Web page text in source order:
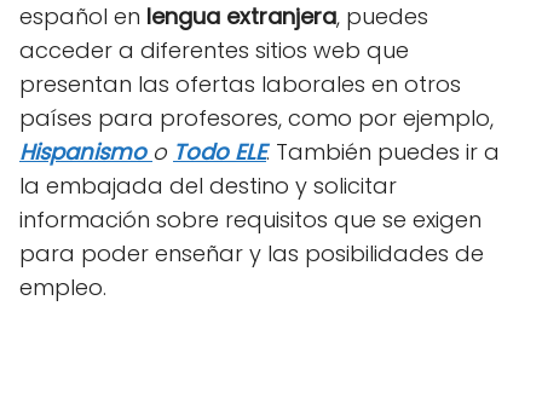
español en lengua extranjera, puedes
acceder a diferentes sitios web que
presentan las ofertas laborales en otros
países para profesores, como por ejemplo,
Hispanismo o Todo ELE. También puedes ir a
la embajada del destino y solicitar
información sobre requisitos que se exigen
para poder enseñar y las posibilidades de
empleo.